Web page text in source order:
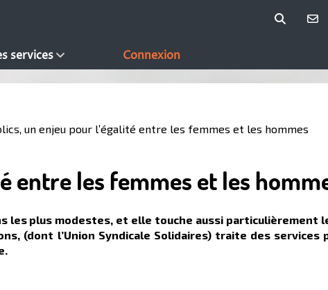
services Connexion
un enjeu pour l’égalité entre les femmes et les hommes
entre les femmes et les
plus modestes, et elle touche aussi particulièrement
(dont l’Union Syndicale Solidaires) traite des services